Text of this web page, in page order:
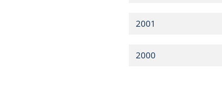
2001
2000